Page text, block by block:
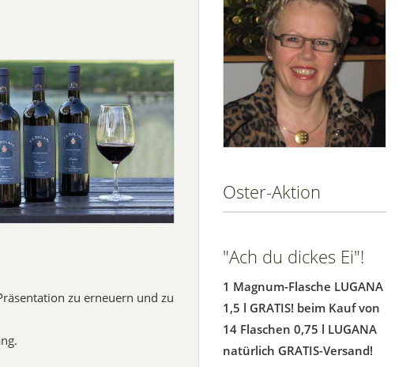
zu erneuern und zu
Oster-Aktion
"Ach du dickes Ei"!
1 Magnum-Flasche LUGANA
1,5 l GRATIS! beim Kauf von
14 Flaschen 0,75 l LUGANA
natürlich GRATIS-Versand!